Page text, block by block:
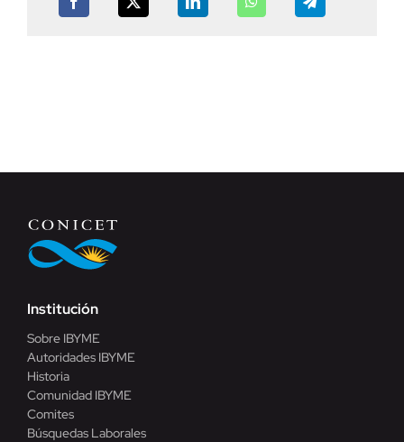
Institución
Sobre IBYME
Autoridades IBYME
Historia
Comunidad IBYME
Comites
Búsquedas Laborales